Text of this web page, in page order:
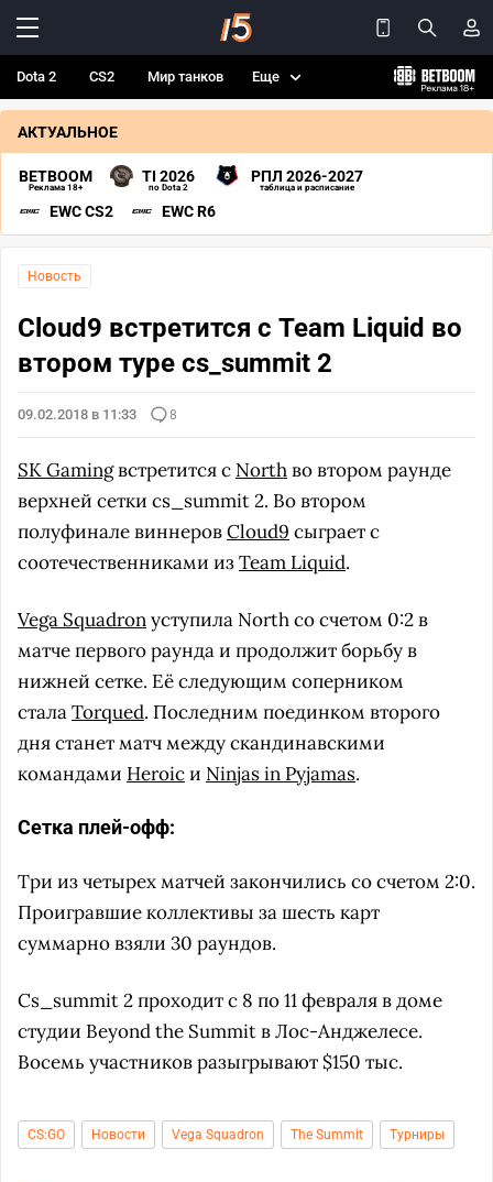
Dota 2 CS2 Мир танков Еще
АКТУАЛЬНОЕ
BETBOOM
Реклама 18+
TI 2026
по Dota 2
РПЛ 2026-2027
таблица и расписание
EWC CS2 EWC R6
Новость
Cloud9 встретится с Team Liquid во
втором туре cs_summit 2
09.02.2018 в 11:33 8
SK Gamingвстретится с Northво втором раунде
верхней сетки cs_summit 2. Во втором
полуфинале виннеровCloud9 сыграет с
соотечественниками изTeam Liquid.
Vega Squadronуступила North со счетом 0:2 в
матче первого раунда и продолжит борьбу в
нижней сетке. Её следующим соперником
сталаTorqued. Последним поединком второго
дня станет матч между скандинавскими
командами Heroicи Ninjas in Pyjamas.
Сетка плей-офф:
Три из четырех матчей закончились со счетом 2:0.
Проигравшие коллективы за шесть карт
суммарно взяли 30 раундов.
Cs_summit 2 проходит с 8 по 11 февраля в доме
студии Beyond the Summit в Лос-Анджелесе.
Восемь участников разыгрывают $150 тыс.
CS:GO Новости Vega Squadron The Summit Турниры